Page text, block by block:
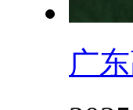
广